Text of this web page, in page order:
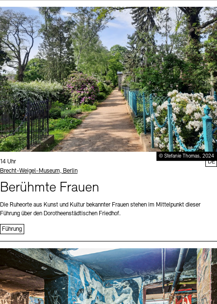
© Stefanie Thomas, 2024
Uhrzeit:
14 Uhr
Standort
Brecht-Weigel-Museum, Berlin
Berühmte Frauen
Die Ruheorte aus Kunst und Kultur bekannter Frauen stehen im Mittelpunkt dieser
Führung über den Dorotheenstädtischen Friedhof.
Führung
DE